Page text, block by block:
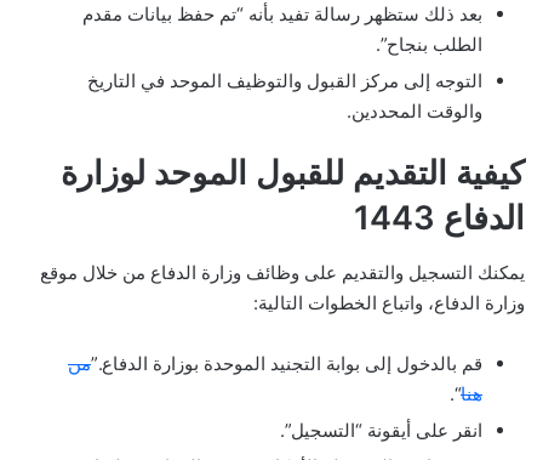
بعد ذلك ستظهر رسالة تفيد بأنه “تم حفظ بيانات مقدم
الطلب بنجاح”.
التوجه إلى مركز القبول والتوظيف الموحد في التاريخ
والوقت المحددين.
كيفية التقديم للقبول الموحد لوزارة
الدفاع 1443
يمكنك التسجيل والتقديم على وظائف وزارة الدفاع من خلال موقع
وزارة الدفاع، واتباع الخطوات التالية:
قم بالدخول إلى بوابة التجنيد الموحدة بوزارة الدفاع.”من
هنا“.
انقر على أيقونة “التسجيل”.